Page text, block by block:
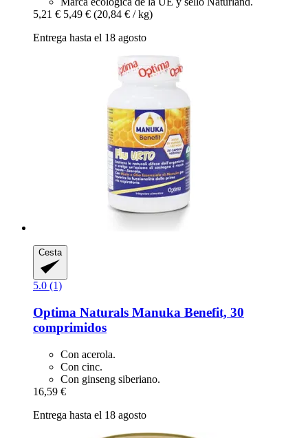
5,21 € 5,49 € (20,84 € / kg)
Entrega hasta el 18 agosto
Cesta
5.0 (1)
Optima Naturals Manuka Benefit, 30
comprimidos
Con acerola.
Con cinc.
Con ginseng siberiano.
16,59 €
Entrega hasta el 18 agosto